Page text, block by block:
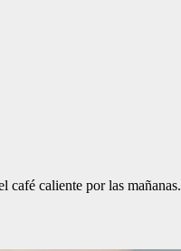
café caliente por las mañanas.